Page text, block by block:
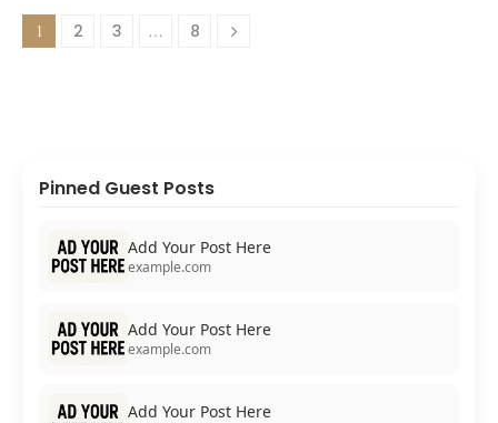
1 2 3 … 8
Pinned Guest Posts
Add Your Post Here
example.com
Add Your Post Here
example.com
Add Your Post Here